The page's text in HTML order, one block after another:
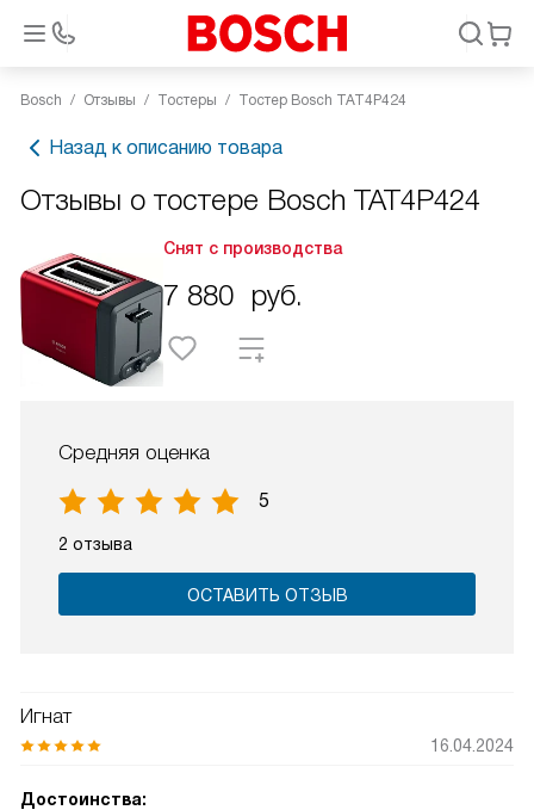
Bosch Отзывы Тостеры Тостер Bosch TAT4P424
Назад к описанию товара
Отзывы о тостере Bosch TAT4P424
Снят с производства
7 880 руб.
Средняя оценка
5
2 отзыва
ОСТАВИТЬ ОТЗЫВ
Игнат
16.04.2024
Достоинства: